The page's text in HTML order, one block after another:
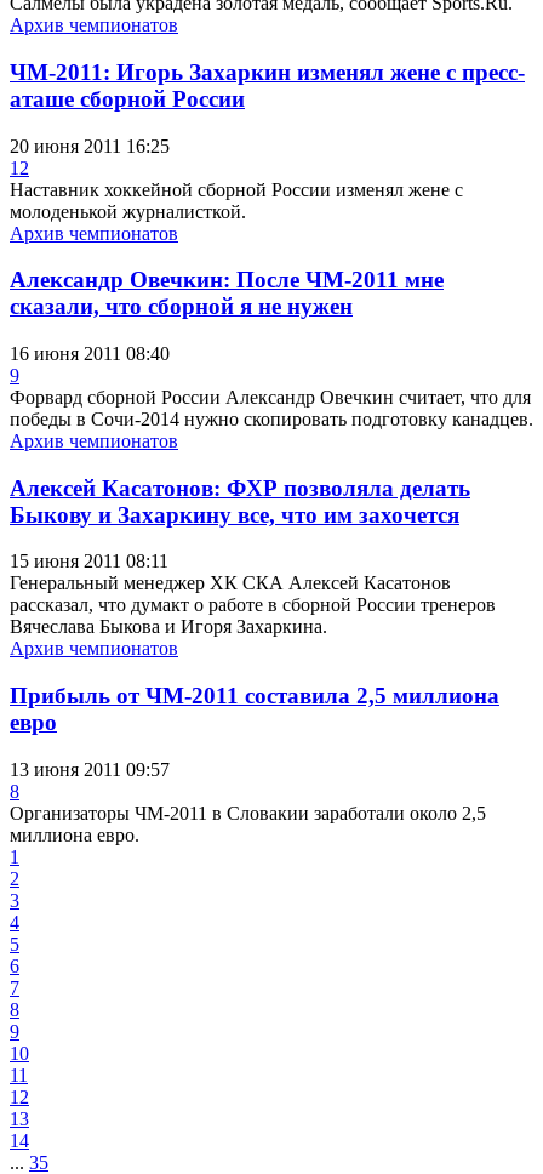
Архив чемпионатов
ЧМ-2011: Игорь Захаркин изменял жене с пресс-
аташе сборной России
20 июня 2011 16:25
12
Наставник хоккейной сборной России изменял жене с
молоденькой журналисткой.
Архив чемпионатов
Александр Овечкин: После ЧМ-2011 мне
сказали, что сборной я не нужен
16 июня 2011 08:40
9
Форвард сборной России Александр Овечкин считает, что для
победы в Сочи-2014 нужно скопировать подготовку канадцев.
Архив чемпионатов
Алексей Касатонов: ФХР позволяла делать
Быкову и Захаркину все, что им захочется
15 июня 2011 08:11
Генеральный менеджер ХК CКА Алексей Касатонов
рассказал, что думакт о работе в сборной России тренеров
Вячеслава Быкова и Игоря Захаркина.
Архив чемпионатов
Прибыль от ЧМ-2011 составила 2,5 миллиона
евро
13 июня 2011 09:57
8
Организаторы ЧМ-2011 в Словакии заработали около 2,5
миллиона евро.
1
2
3
4
5
6
7
8
9
10
11
12
13
14
... 35